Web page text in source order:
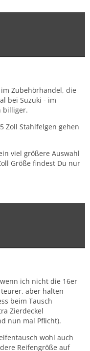
Zubehörhandel, die
bei Suzuki - im
billiger.
Zoll Stahlfelgen gehen
viel größere Auswahl
Größe findest Du nur
ich nicht die 16er
aber halten
beim Tausch
Zierdeckel
nun mal Pflicht).
wohl auch
Reifengröße auf